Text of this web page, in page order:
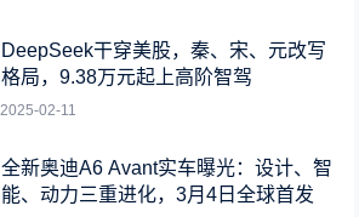
DeepSeek干穿美股，秦、宋、元改写
格局，9.38万元起上高阶智驾
2025-02-11
全新奥迪A6 Avant实车曝光：设计、智
能、动力三重进化，3月4日全球首发